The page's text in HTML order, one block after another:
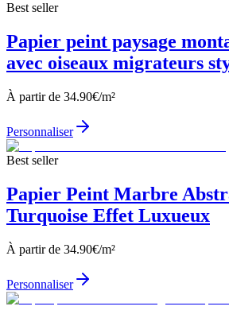
Best seller
Papier peint paysage
avec oiseaux migrateurs
À partir de 34.90€/m²
Personnaliser
Best seller
Papier Peint Marbre
Turquoise Effet Luxueux
À partir de 34.90€/m²
Personnaliser